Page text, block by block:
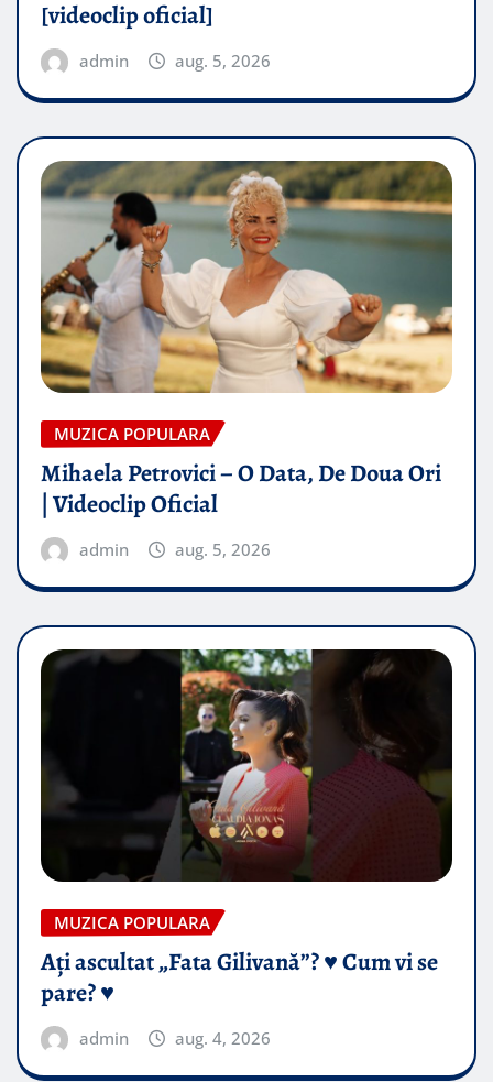
[videoclip oficial]
admin aug. 5, 2026
MUZICA POPULARA
Mihaela Petrovici – O Data, De Doua Ori
| Videoclip Oficial
admin aug. 5, 2026
MUZICA POPULARA
Ați ascultat „Fata Gilivană”? ♥️ Cum vi se
pare? ♥️
admin aug. 4, 2026